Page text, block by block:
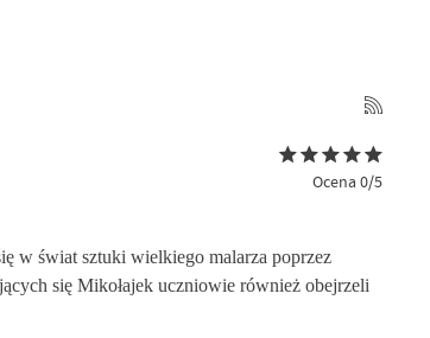
Ocena 0/5
w świat sztuki wielkiego malarza poprzez
się Mikołajek uczniowie również obejrzeli